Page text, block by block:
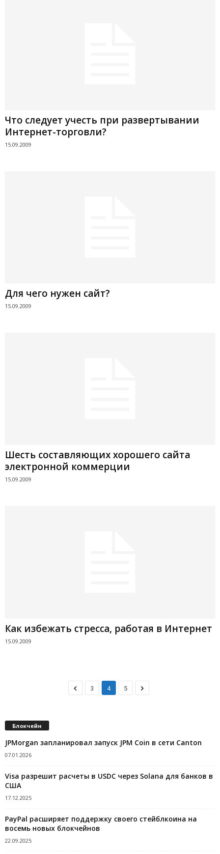
Что следует учесть при развертывании
Интернет-торговли?
15.09.2009
Для чего нужен сайт?
15.09.2009
Шесть составляющих хорошего сайта
электронной коммерции
15.09.2009
Как избежать стресса, работая в Интернет
15.09.2009
3 4 5
Блокчейн
JPMorgan запланировал запуск JPM Coin в сети Canton
07.01.2026
Visa разрешит расчеты в USDC через Solana для банков в
США
17.12.2025
PayPal расширяет поддержку своего стейблкоина на
восемь новых блокчейнов
22.09.2025